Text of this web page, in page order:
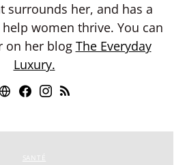
surrounds her, and has a
women thrive. You can
on her blog The Everyday
Luxury.
SANTÉ